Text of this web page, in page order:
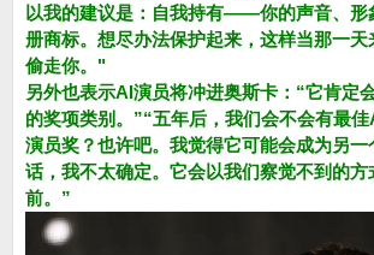
以我的建议是：自我持有——你的声音、形
册商标。想尽办法保护起来，这样当那一天
偷走你。"
另外也表示AI演员将冲进奥斯卡：“它肯定
的奖项类别。”“五年后，我们会不会有最
演员奖？也许吧。我觉得它可能会成为另
话，我不太确定。它会以我们察觉不到的
前。”